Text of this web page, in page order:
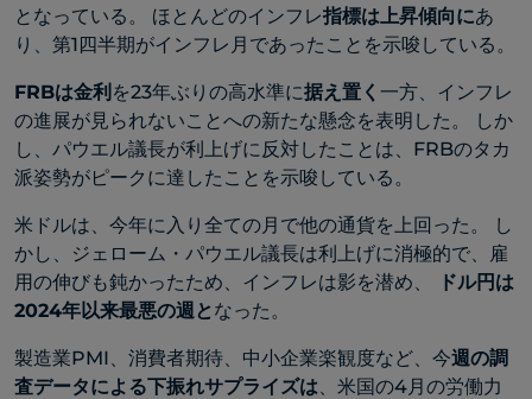
となっている。 ほとんどのインフレ指標は上昇傾向にあ
り、第1四半期がインフレ月であったことを示唆している。
FRBは金利 を23年ぶりの高水準に据え置く 一方、インフレ
の進展が見られないことへの新たな懸念を表明した。 しか
し、パウエル議長が利上げに反対したことは、FRBのタカ
派姿勢がピークに達したことを示唆している。
米ドルは、今年に入り全ての月で他の通貨を上回った。 し
かし、ジェローム・パウエル議長は利上げに消極的で、雇
用の伸びも鈍かったため、インフレは影を潜め、
ドル円は
2024年以来最悪の週と なった。
製造業PMI、消費者期待、中小企業楽観度など、今週の調
査データによる下振れサプライズは 、米国の4月の労働力